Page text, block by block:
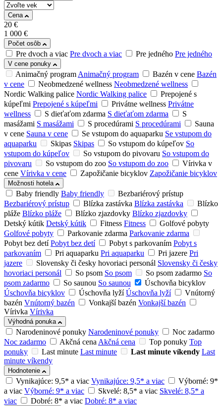
Cena
20 €
1 000 €
Počet osôb
Pre dvoch a viac Pre dvoch a viac Pre jedného Pre jedného
V cene ponuky
Animačný programAnimačný program Bazén v cene Bazén
v cene
Neobmedzené wellness Neobmedzené wellness
Nordic Walking palice Nordic Walking palice
Prepojené s
kúpeľmi Prepojené s kúpeľmi Privátne wellness Privátne
wellness
S dieťaťom zdarma S dieťaťom zdarma
S
masážami S masážami S procedúrami S procedúrami
Sauna
v cene Sauna v cene Se vstupom do aquaparku Se vstupom do
aquaparku
Skipas Skipas So vstupom do kúpeľov So
vstupom do kúpeľov
So vstupom do pivovaru So vstupom do
pivovaru
So vstupom do zoo So vstupom do zoo
Vírivka v
cene Vírivka v cene Zapožičanie bicyklov Zapožičanie bicyklov
Možnosti hotela
Baby friendly Baby friendly
Bezbariérový prístup
Bezbariérový prístup
Blízka zastávka Blízka zastávka
Blízko
pláže Blízko pláže Blízko zjazdovky Blízko zjazdovky
Detský kútik Detský kútik Fitness Fitness
Golfové pobyty
Golfové pobyty
Parkovanie zdarma Parkovanie zdarma
Pobyt bez detí Pobyt bez detí Pobyt s parkovaním Pobyt s
parkovaním
Pri aquaparku Pri aquaparku Pri jazere Pri
jazere
Slovensky či česky hovoriaci personál Slovensky či česky
hovoriaci personál
So psom So psom So psom zadarmo So
psom zadarmo
So saunou So saunou
Úschovňa bicyklov
Úschovňa bicyklov
Úschovňa lyží Úschovňa lyží
Vnútorný
bazén Vnútorný bazén Vonkajší bazén Vonkajší bazén
Vírivka Vírivka
Výhodná ponuka
Narodeninové ponuky Narodeninové ponuky
Noc zadarmo
Noc zadarmo
Akčná cenaAkčná cena Top ponuky Top
ponuky
Last minute Last minute Last minute víkendy Last
minute víkendy
Hodnotenie
Vynikajúce: 9,5* a viac Vynikajúce: 9,5* a viac
Výborné: 9*
a viac Výborné: 9* a viac Skvelé: 8,5* a viac Skvelé: 8,5* a
viac
Dobré: 8* a viac Dobré: 8* a viac